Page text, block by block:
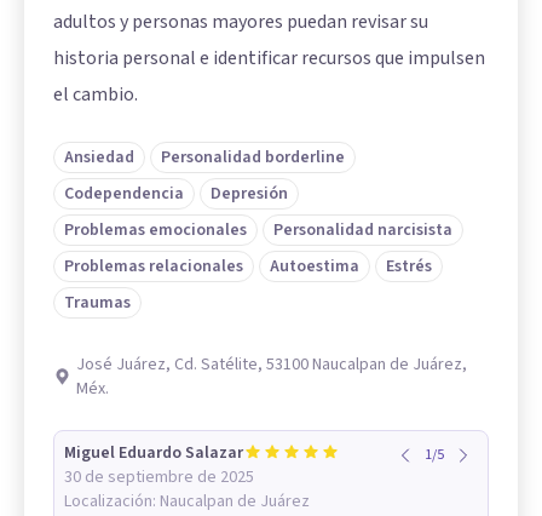
adultos y personas mayores puedan revisar su
historia personal e identificar recursos que impulsen
el cambio.
Ansiedad
Personalidad borderline
Codependencia
Depresión
Problemas emocionales
Personalidad narcisista
Problemas relacionales
Autoestima
Estrés
Traumas
José Juárez, Cd. Satélite, 53100 Naucalpan de Juárez,
Méx.
Miguel Eduardo Salazar
30 de septiembre de 2025
Localización: Naucalpan de Juárez
1/5